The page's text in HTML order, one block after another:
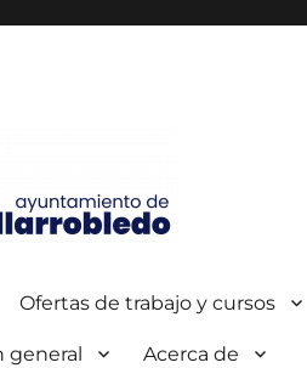
Ofertas de trabajo y cursos
general Acerca de